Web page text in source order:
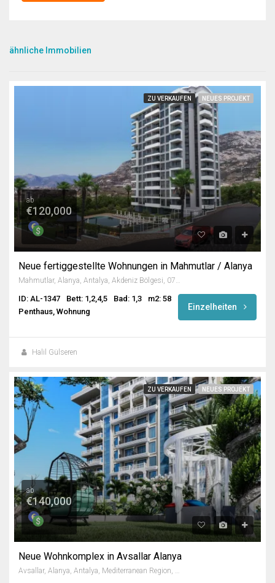
ähnliche Immobilien
ZU VERKAUFEN NEUES PROJEKT
ab
€120,000
Neue fertiggestellte Wohnungen in Mahmutlar / Alanya
ID: AL-1347 Bett: 1,2,4,5 Bad: 1,3
m2: 58
Penthaus, Wohnung
Einzelheiten
Halil Gülseren
ZU VERKAUFEN NEUES PROJEKT
ab
€140,000
Neue Wohnkomplex in Avsallar Alanya
Avsallar, Alanya, Antalya, Mediterranean Region, Turkey